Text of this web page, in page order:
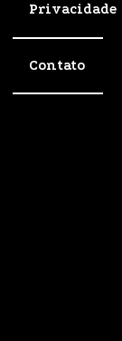
Privacidade
Contato